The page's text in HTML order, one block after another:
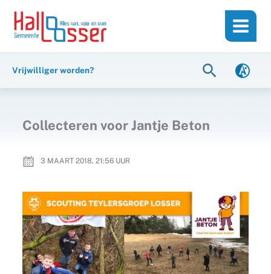
inhoud
naar
Vrijwilliger worden? Zoeken
Collecteren voor Jantje Beton
3 MAART 2018, 21:56UUR